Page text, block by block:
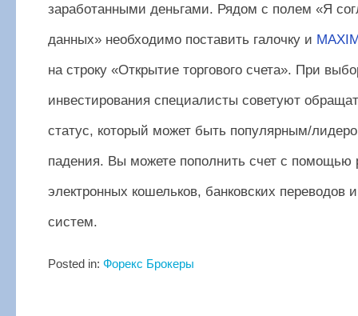
заработанными деньгами. Рядом с полем «Я
данных» необходимо поставить галочку и
на строку «Открытие торгового счета». При
инвестирования специалисты советуют
статус, который может быть популярным/
падения. Вы можете пополнить счет с помощью
электронных кошельков, банковских переводов
систем.
Posted in: Форекс Брокеры